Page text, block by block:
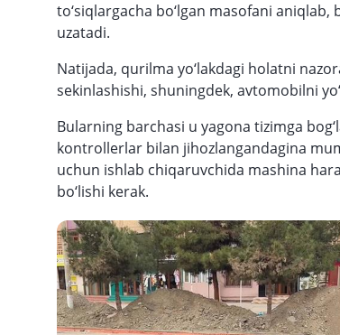
to‘siqlargacha bo‘lgan masofani
uzatadi.
Natijada, qurilma yo‘lakdagi holatni
sekinlashishi, shuningdek, avtomobilni
Bularning barchasi u yagona tizimga
kontrollerlar bilan jihozlangandagina
uchun ishlab chiqaruvchida mashina
bo‘lishi kerak.